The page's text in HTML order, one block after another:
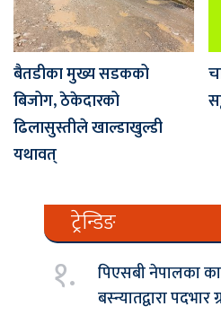
बैतडीका मुख्य सडकको
बिजोग, ठेकेदारको
ढिलासुस्तीले खाल्डाखुल्डी
यथावत्
ट्रेन्डिङ
१.
पिएसबी नेपालका
बस्न्यातद्वारा पदभार